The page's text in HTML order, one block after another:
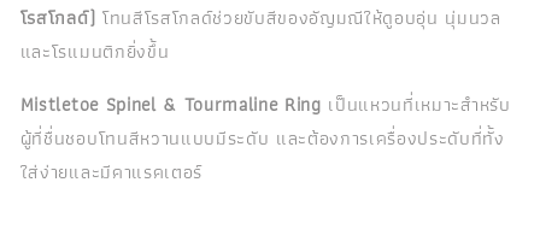
โรสโกลด์) โทนสีโรสโกลด์ช่วยขับสีของอัญมณีให้ดูอบอุ่น นุ่มนวล
และโรแมนติกยิ่งขึ้น
Mistletoe Spinel & Tourmaline Ring เป็นแหวนที่เหมาะสำหรับ
ผู้ที่ชื่นชอบโทนสีหวานแบบมีระดับ และต้องการเครื่องประดับที่ทั้ง
ใส่ง่ายและมีคาแรคเตอร์